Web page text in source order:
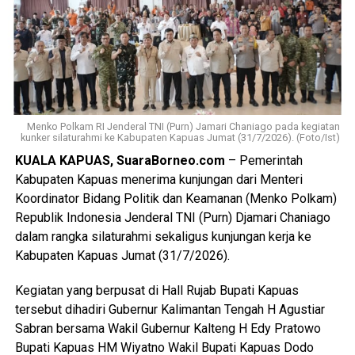
berkumpul bersama para korban. Namun usai kembali dari
menonton pertandingan final Piala Dunia ia kembali
mendatangi barak karena kembali terlibat cekcok dengan
korban,” katanya.
Nah saat pintu kamar dikunci dari dalam tersangka
menggedor hingga mendobrak pintu kemudian masuk
sambil merusak sejumlah barang dan melanjutkan
pertengkaran.
Tak lama kemudian tersangka diduga menyiramkan sekitar
satu liter BBM jenis pertalite ke lantai kamar dan barang-
barang milik korban sebelum menyalakan korek api yang
memicu kobaran api.
Akibat kebakaran tersebut empat orang mengalami luka
bakar, yakni Rah (26) Muh(5) Len (26) dan Am(25). Selain
korban luka sejumlah barang berharga ikut hangus terbakar
di antaranya pakaian tas dan satu unit iPhone 12 Pro Max.
Menko Polkam RI Jenderal TNI (Purn) Jamari Chaniago pada kegiatan
kunker silaturahmi ke Kabupaten Kapuas Jumat (31/7/2026). (Foto/Ist)
KUALA KAPUAS, SuaraBorneo.com – Pemerintah
Kabupaten Kapuas menerima kunjungan dari Menteri
Koordinator Bidang Politik dan Keamanan (Menko Polkam)
Republik Indonesia Jenderal TNI (Purn) Djamari Chaniago
dalam rangka silaturahmi sekaligus kunjungan kerja ke
Kabupaten Kapuas Jumat (31/7/2026).
Kegiatan yang berpusat di Hall Rujab Bupati Kapuas
tersebut dihadiri Gubernur Kalimantan Tengah H Agustiar
Sabran bersama Wakil Gubernur Kalteng H Edy Pratowo
Bupati Kapuas HM Wiyatno Wakil Bupati Kapuas Dodo